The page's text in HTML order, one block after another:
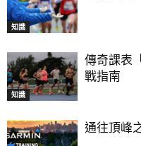
知識
知識
傳奇課表
戰指南
通往頂峰